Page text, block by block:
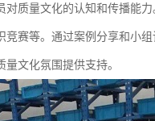
质量文化的认知和传播能
赛等。通过案例分享和小
文化氛围提供支持。